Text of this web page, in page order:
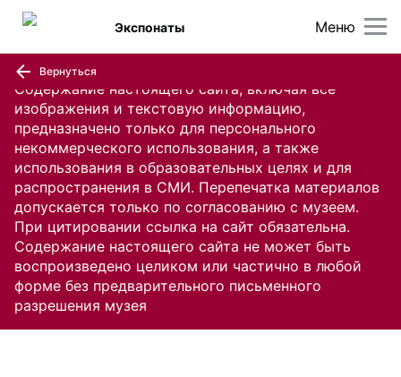
Содержание настоящего сайта, включая все
изображения и текстовую информацию,
предназначено только для персонального
некоммерческого использования, а также
использования в образовательных целях и для
распространения в СМИ. Перепечатка материалов
допускается только по согласованию с музеем.
При цитировании ссылка на сайт обязательна.
Содержание настоящего сайта не может быть
воспроизведено целиком или частично в любой
форме без предварительного письменного
разрешения музея
Меню
Экспонаты
Вернуться